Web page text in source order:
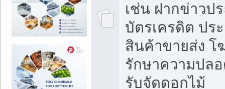
เช่น ฝากข่าวป
บัตรเครดิต ปร
สินค้าขายส่ง
รักษาความปล
รับจัดดอกไม้